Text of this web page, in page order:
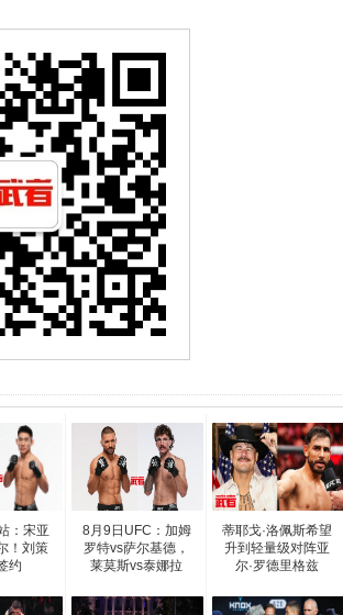
：宋亚
！刘策
约
8月9日UFC：加姆
罗特vs萨尔基德，
莱莫斯vs泰娜拉
蒂耶戈·洛佩斯希望
升到轻量级对阵亚
尔·罗德里格兹